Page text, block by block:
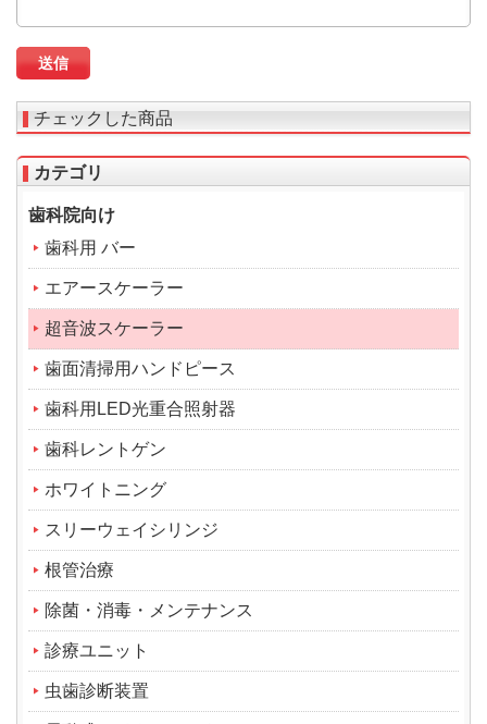
チェックした商品
カテゴリ
歯科院向け
歯科用 バー
エアースケーラー
超音波スケーラー
歯面清掃用ハンドピース
歯科用LED光重合照射器
歯科レントゲン
ホワイトニング
スリーウェイシリンジ
根管治療
除菌・消毒・メンテナンス
診療ユニット
虫歯診断装置